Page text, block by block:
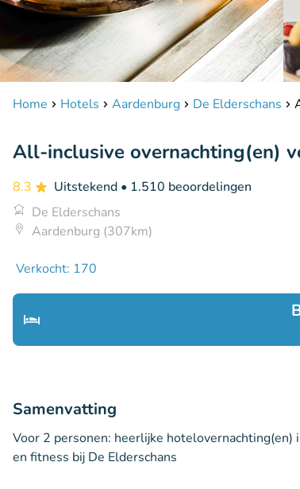
Home Hotels Aardenburg De Elderschans
All-inclusive overnachting(en)
8.3 Uitstekend • 1.510 beoordelingen
De Elderschans
Aardenburg (307km)
Verkocht: 170
Samenvatting
Voor 2 personen: heerlijke
en fitness bij De Elderschans